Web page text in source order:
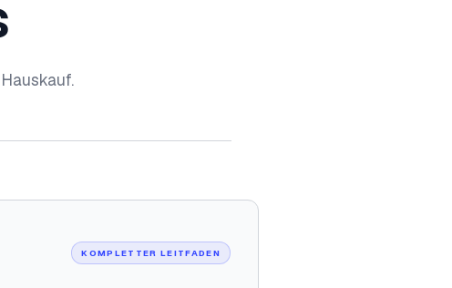
KOMPLETTER LEITFADEN